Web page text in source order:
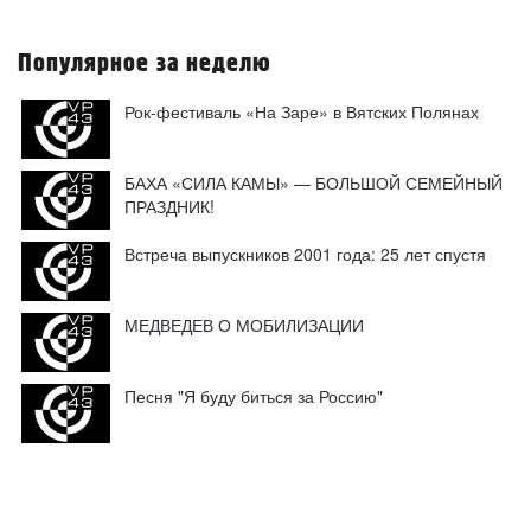
Популярное за неделю
Рок-фестиваль «На Заре» в Вятских Полянах
БАХА «СИЛА КАМЫ» — БОЛЬШОЙ СЕМЕЙНЫЙ
ПРАЗДНИК!
Встреча выпускников 2001 года: 25 лет спустя
МЕДВЕДЕВ О МОБИЛИЗАЦИИ
Песня "Я буду биться за Россию"